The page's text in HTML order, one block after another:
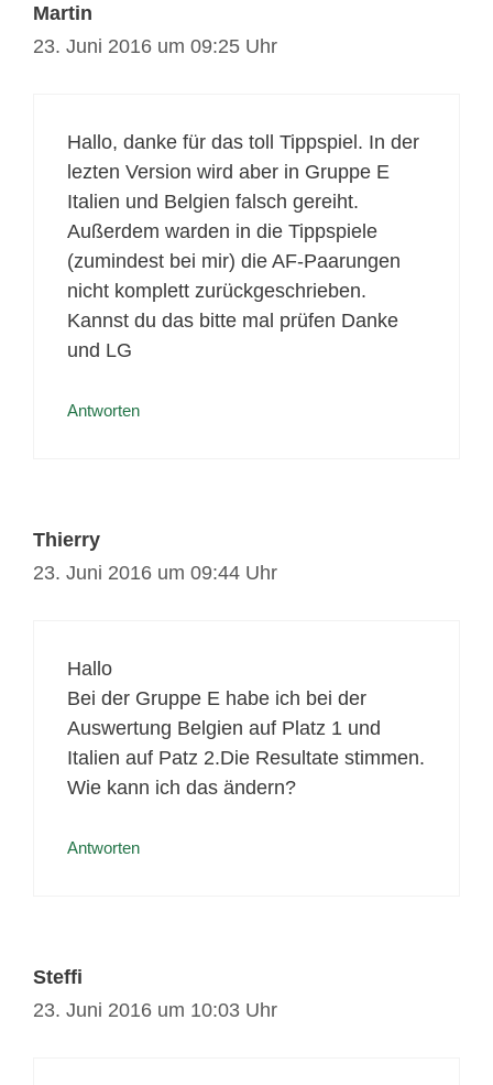
Martin
23. Juni 2016 um 09:25 Uhr
Hallo, danke für das toll Tippspiel. In der
lezten Version wird aber in Gruppe E
Italien und Belgien falsch gereiht.
Außerdem warden in die Tippspiele
(zumindest bei mir) die AF-Paarungen
nicht komplett zurückgeschrieben.
Kannst du das bitte mal prüfen Danke
und LG
Antworten
Thierry
23. Juni 2016 um 09:44 Uhr
Hallo
Bei der Gruppe E habe ich bei der
Auswertung Belgien auf Platz 1 und
Italien auf Patz 2.Die Resultate stimmen.
Wie kann ich das ändern?
Antworten
Steffi
23. Juni 2016 um 10:03 Uhr